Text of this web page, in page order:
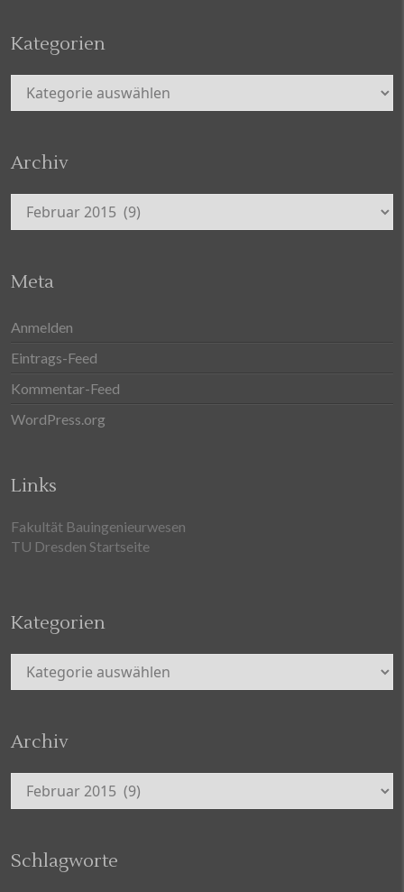
Kategorien
Kategorien
Archiv
Archiv
Meta
Anmelden
Eintrags-Feed
Kommentar-Feed
WordPress.org
Links
Fakultät Bauingenieurwesen
TU Dresden Startseite
Kategorien
Kategorien
Archiv
Archiv
Schlagworte